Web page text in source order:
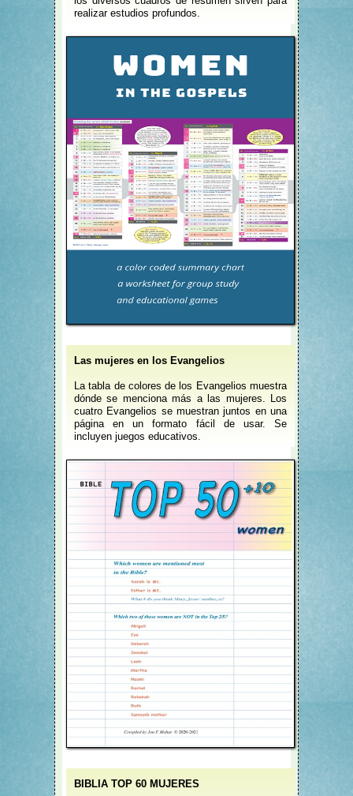
realizar estudios profundos.
Las mujeres en los Evangelios
La tabla de colores de los Evangelios muestra
dónde se menciona más a las mujeres. Los
cuatro Evangelios se muestran juntos en una
página en un formato fácil de usar. Se
incluyen juegos educativos.
BIBLIA TOP 60 MUJERES